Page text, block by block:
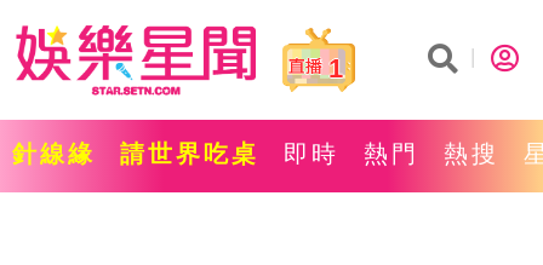
1
針線緣 請世界吃桌 即時 熱門 熱搜